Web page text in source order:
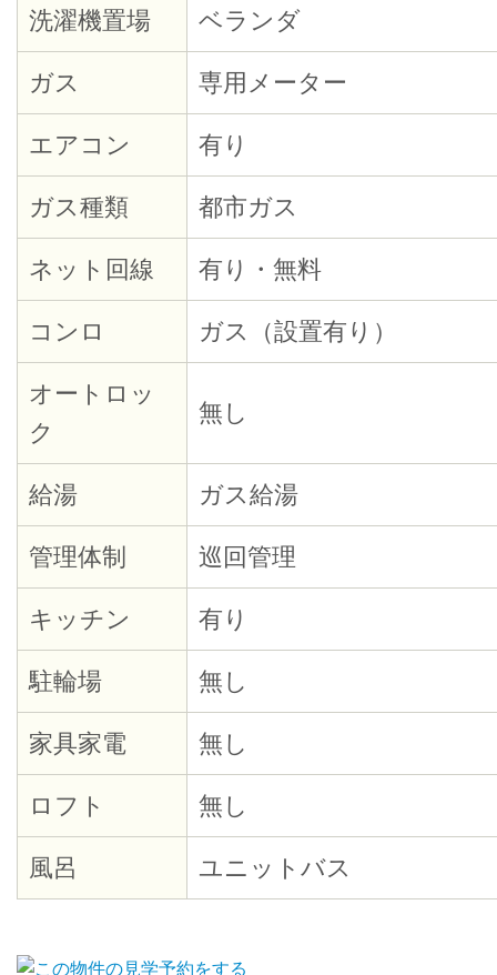
洗濯機置場 ベランダ
ガス 専用メーター
エアコン 有り
ガス種類 都市ガス
ネット回線 有り・無料
コンロ ガス（設置有り）
オートロッ
ク
無し
給湯 ガス給湯
管理体制 巡回管理
キッチン 有り
駐輪場 無し
家具家電 無し
ロフト 無し
風呂 ユニットバス